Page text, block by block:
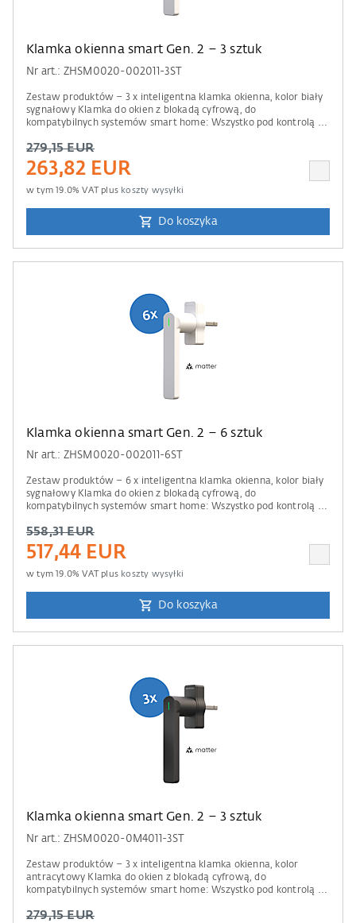
Klamka okienna smart Gen. 2 – 3 sztuk
Nr art.: ZHSM0020-002011-3ST
Zestaw produktów – 3 x inteligentna klamka okienna, kolor biały
sygnałowy Klamka do okien z blokadą cyfrową, do
kompatybilnych systemów smart home: Wszystko pod kontrolą –
kompatybilności Do obsługi wymagana jest centrala sterująca
Apple Home, Amazon Alexa, Google Home lub Samsung
SmartThings. Prosimy również zwrócić uwagę na informacje
279,15 EUR
263,82 EUR
w tym19.0% VAT plus koszty wysyłki
Do koszyka
Klamka okienna smart Gen. 2 – 6 sztuk
Nr art.: ZHSM0020-002011-6ST
Zestaw produktów – 6 x inteligentna klamka okienna, kolor biały
sygnałowy Klamka do okien z blokadą cyfrową, do
kompatybilnych systemów smart home: Wszystko pod kontrolą –
kompatybilności Do obsługi wymagana jest centrala sterująca
Apple Home, Amazon Alexa, Google Home lub Samsung
SmartThings. Prosimy również zwrócić uwagę na informacje
558,31 EUR
517,44 EUR
w tym19.0% VAT plus koszty wysyłki
Do koszyka
Klamka okienna smart Gen. 2 – 3 sztuk
Nr art.: ZHSM0020-0M4011-3ST
Zestaw produktów – 3 x inteligentna klamka okienna, kolor
antracytowy Klamka do okien z blokadą cyfrową, do
kompatybilnych systemów smart home: Wszystko pod kontrolą –
kompatybilności Do obsługi wymagana jest centrala sterująca
279,15 EUR